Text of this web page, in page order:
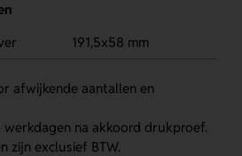
191,5x58 mm
afwijkende aantallen en
werkdagen na akkoord drukproef.
zijn exclusief BTW.